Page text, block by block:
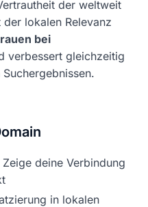
der weltweit
lokalen Relevanz
bei
verbessert gleichzeitig
Zeige deine Verbindung
in lokalen